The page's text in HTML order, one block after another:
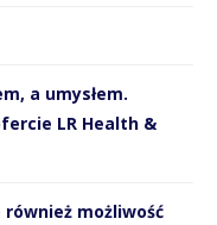
a umysłem.
LR Health &
możliwość